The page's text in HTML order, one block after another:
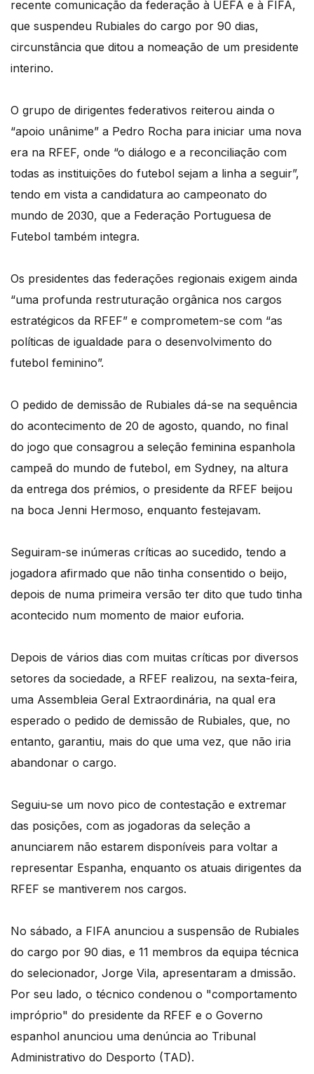
recente comunicação da federação à UEFA e à FIFA,
que suspendeu Rubiales do cargo por 90 dias,
circunstância que ditou a nomeação de um presidente
interino.
O grupo de dirigentes federativos reiterou ainda o
“apoio unânime” a Pedro Rocha para iniciar uma nova
era na RFEF, onde “o diálogo e a reconciliação com
todas as instituições do futebol sejam a linha a seguir”,
tendo em vista a candidatura ao campeonato do
mundo de 2030, que a Federação Portuguesa de
Futebol também integra.
Os presidentes das federações regionais exigem ainda
“uma profunda restruturação orgânica nos cargos
estratégicos da RFEF” e comprometem-se com “as
políticas de igualdade para o desenvolvimento do
futebol feminino”.
O pedido de demissão de Rubiales dá-se na sequência
do acontecimento de 20 de agosto, quando, no final
do jogo que consagrou a seleção feminina espanhola
campeã do mundo de futebol, em Sydney, na altura
da entrega dos prémios, o presidente da RFEF beijou
na boca Jenni Hermoso, enquanto festejavam.
Seguiram-se inúmeras críticas ao sucedido, tendo a
jogadora afirmado que não tinha consentido o beijo,
depois de numa primeira versão ter dito que tudo tinha
acontecido num momento de maior euforia.
Depois de vários dias com muitas críticas por diversos
setores da sociedade, a RFEF realizou, na sexta-feira,
uma Assembleia Geral Extraordinária, na qual era
esperado o pedido de demissão de Rubiales, que, no
entanto, garantiu, mais do que uma vez, que não iria
abandonar o cargo.
Seguiu-se um novo pico de contestação e extremar
das posições, com as jogadoras da seleção a
anunciarem não estarem disponíveis para voltar a
representar Espanha, enquanto os atuais dirigentes da
RFEF se mantiverem nos cargos.
No sábado, a FIFA anunciou a suspensão de Rubiales
do cargo por 90 dias, e 11 membros da equipa técnica
do selecionador, Jorge Vila, apresentaram a dmissão.
Por seu lado, o técnico condenou o "comportamento
impróprio" do presidente da RFEF e o Governo
espanhol anunciou uma denúncia ao Tribunal
Administrativo do Desporto (TAD).